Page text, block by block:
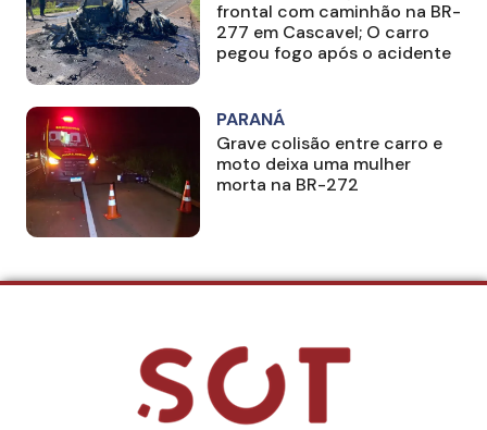
frontal com caminhão na BR-
277 em Cascavel; O carro
pegou fogo após o acidente
PARANÁ
Grave colisão entre carro e
moto deixa uma mulher
morta na BR-272